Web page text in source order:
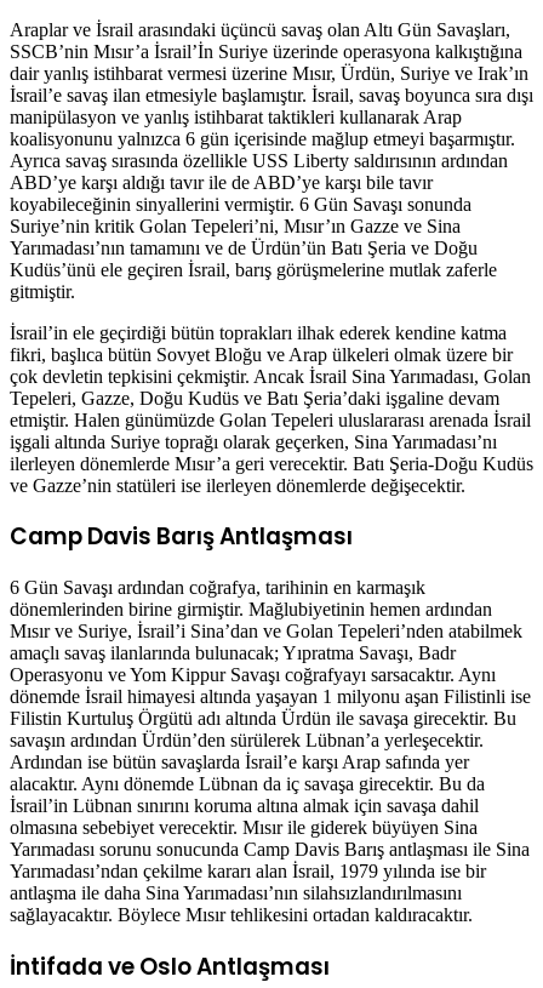
Araplar ve İsrail arasındaki üçüncü savaş olan Altı Gün Savaşları,
SSCB’nin Mısır’a İsrail’İn Suriye üzerinde operasyona kalkıştığına
dair yanlış istihbarat vermesi üzerine Mısır, Ürdün, Suriye ve Irak’ın
İsrail’e savaş ilan etmesiyle başlamıştır. İsrail, savaş boyunca sıra dışı
manipülasyon ve yanlış istihbarat taktikleri kullanarak Arap
koalisyonunu yalnızca 6 gün içerisinde mağlup etmeyi başarmıştır.
Ayrıca savaş sırasında özellikle USS Liberty saldırısının ardından
ABD’ye karşı aldığı tavır ile de ABD’ye karşı bile tavır
koyabileceğinin sinyallerini vermiştir. 6 Gün Savaşı sonunda
Suriye’nin kritik Golan Tepeleri’ni, Mısır’ın Gazze ve Sina
Yarımadası’nın tamamını ve de Ürdün’ün Batı Şeria ve Doğu
Kudüs’ünü ele geçiren İsrail, barış görüşmelerine mutlak zaferle
gitmiştir.
İsrail’in ele geçirdiği bütün toprakları ilhak ederek kendine katma
fikri, başlıca bütün Sovyet Bloğu ve Arap ülkeleri olmak üzere bir
çok devletin tepkisini çekmiştir. Ancak İsrail Sina Yarımadası, Golan
Tepeleri, Gazze, Doğu Kudüs ve Batı Şeria’daki işgaline devam
etmiştir. Halen günümüzde Golan Tepeleri uluslararası arenada İsrail
işgali altında Suriye toprağı olarak geçerken, Sina Yarımadası’nı
ilerleyen dönemlerde Mısır’a geri verecektir. Batı Şeria-Doğu Kudüs
ve Gazze’nin statüleri ise ilerleyen dönemlerde değişecektir.
Camp Davis Barış Antlaşması
6 Gün Savaşı ardından coğrafya, tarihinin en karmaşık
dönemlerinden birine girmiştir. Mağlubiyetinin hemen ardından
Mısır ve Suriye, İsrail’i Sina’dan ve Golan Tepeleri’nden atabilmek
amaçlı savaş ilanlarında bulunacak; Yıpratma Savaşı, Badr
Operasyonu ve Yom Kippur Savaşı coğrafyayı sarsacaktır. Aynı
dönemde İsrail himayesi altında yaşayan 1 milyonu aşan Filistinli ise
Filistin Kurtuluş Örgütü adı altında Ürdün ile savaşa girecektir. Bu
savaşın ardından Ürdün’den sürülerek Lübnan’a yerleşecektir.
Ardından ise bütün savaşlarda İsrail’e karşı Arap safında yer
alacaktır. Aynı dönemde Lübnan da iç savaşa girecektir. Bu da
İsrail’in Lübnan sınırını koruma altına almak için savaşa dahil
olmasına sebebiyet verecektir. Mısır ile giderek büyüyen Sina
Yarımadası sorunu sonucunda Camp Davis Barış antlaşması ile Sina
Yarımadası’ndan çekilme kararı alan İsrail, 1979 yılında ise bir
antlaşma ile daha Sina Yarımadası’nın silahsızlandırılmasını
sağlayacaktır. Böylece Mısır tehlikesini ortadan kaldıracaktır.
İntifada ve Oslo Antlaşması